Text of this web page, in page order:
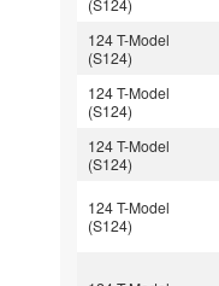
124 T-Model
(S124)
124 T-Model
(S124)
124 T-Model
(S124)
124 T-Model
(S124)